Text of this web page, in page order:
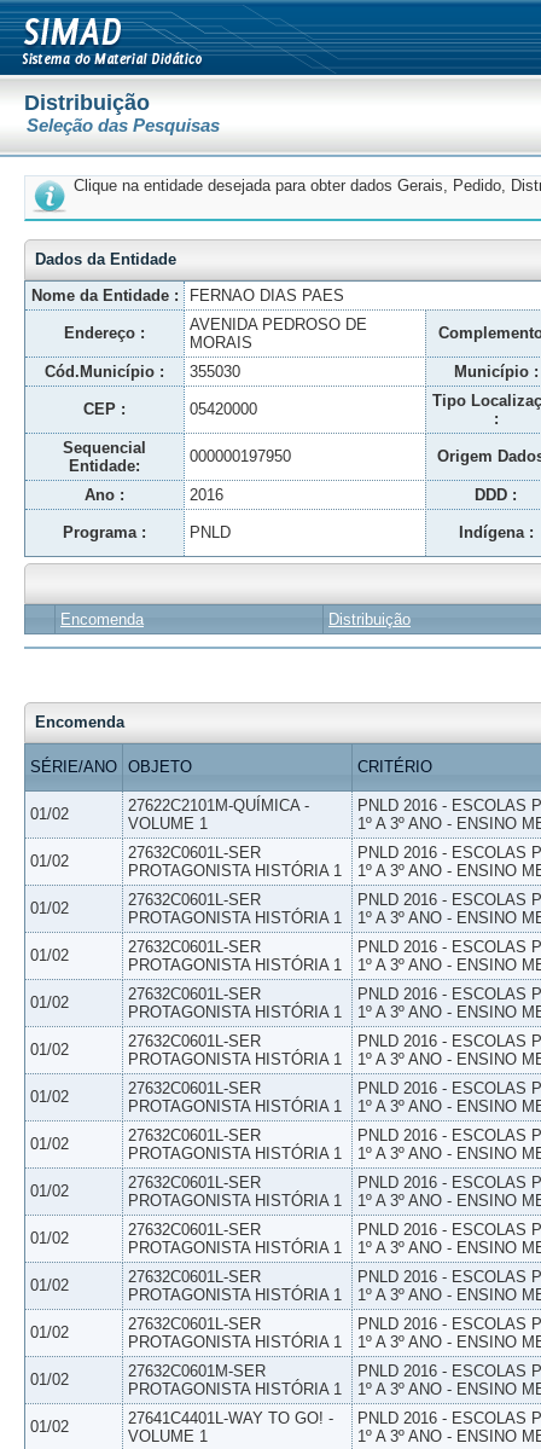
Distribuição
Seleção das Pesquisas
Clique na entidade desejada para obter dados Gerais, Pedido,
Dados da Entidade
Nome da Entidade :
FERNAO DIAS PAES
Endereço :
AVENIDA PEDROSO DE
MORAIS
Cód.Município : 355030 Município :
CEP : 05420000
Tipo
:
Sequencial
Entidade:
000000197950 Origem
Ano : 2016 DDD :
Programa : PNLD Indígena :
Encomenda Distribuição
Encomenda
SÉRIE/ANO OBJETO CRITÉRIO
01/02
27622C2101M-QUÍMICA -
VOLUME 1
PNLD 2016 - ESCOLAS
1º A 3º ANO - ENSINO
01/02
27632C0601L-SER
PROTAGONISTA HISTÓRIA 1
PNLD 2016 - ESCOLAS
1º A 3º ANO - ENSINO
01/02
27632C0601L-SER
PROTAGONISTA HISTÓRIA 1
PNLD 2016 - ESCOLAS
1º A 3º ANO - ENSINO
01/02
27632C0601L-SER
PROTAGONISTA HISTÓRIA 1
PNLD 2016 - ESCOLAS
1º A 3º ANO - ENSINO
01/02
27632C0601L-SER
PROTAGONISTA HISTÓRIA 1
PNLD 2016 - ESCOLAS
1º A 3º ANO - ENSINO
01/02
27632C0601L-SER
PROTAGONISTA HISTÓRIA 1
PNLD 2016 - ESCOLAS
1º A 3º ANO - ENSINO
01/02
27632C0601L-SER
PROTAGONISTA HISTÓRIA 1
PNLD 2016 - ESCOLAS
1º A 3º ANO - ENSINO
01/02
27632C0601L-SER
PROTAGONISTA HISTÓRIA 1
PNLD 2016 - ESCOLAS
1º A 3º ANO - ENSINO
01/02
27632C0601L-SER
PROTAGONISTA HISTÓRIA 1
PNLD 2016 - ESCOLAS
1º A 3º ANO - ENSINO
01/02
27632C0601L-SER
PROTAGONISTA HISTÓRIA 1
PNLD 2016 - ESCOLAS
1º A 3º ANO - ENSINO
01/02
27632C0601L-SER
PROTAGONISTA HISTÓRIA 1
PNLD 2016 - ESCOLAS
1º A 3º ANO - ENSINO
01/02
27632C0601L-SER
PROTAGONISTA HISTÓRIA 1
PNLD 2016 - ESCOLAS
1º A 3º ANO - ENSINO
01/02
27632C0601M-SER
PROTAGONISTA HISTÓRIA 1
PNLD 2016 - ESCOLAS
1º A 3º ANO - ENSINO
01/02
27641C4401L-WAY TO GO! -
VOLUME 1
PNLD 2016 - ESCOLAS
1º A 3º ANO - ENSINO